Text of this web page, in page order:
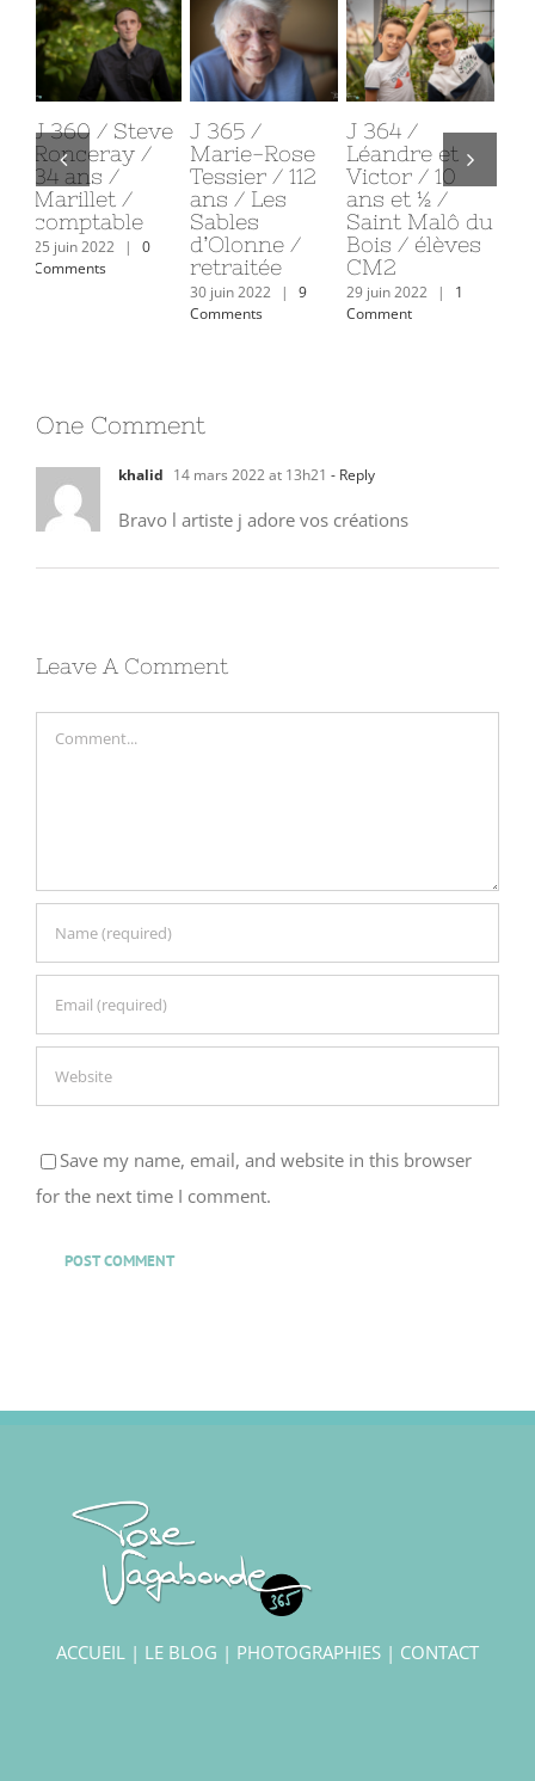
J 365 /
Marie-Rose
Tessier / 112
ans / Les
Sables
d’Olonne /
retraitée
J 364 /
Léandre et
Victor / 10
ans et ½ /
Saint Malô du
Bois / élèves
CM2
29 juin 2022 |
1
Comment
J 363 / Jean
Gaborit / 29
ans / Les
Epesses /
Directeur
conseil
28 juin 2022
Comment
One Comment
khalid 14 mars 2022 at 13h21 - Reply
Bravo l artiste j adore vos créations
Leave A Comment
Comment
Save my name, email, and website in this browser
for the next time I comment.
ACCUEIL | LE BLOG | PHOTOGRAPHIES | CONTACT